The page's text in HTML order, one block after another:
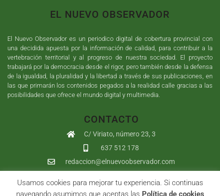
EL NUEVO OBSERVADOR
El Nuevo Observador es un periodico digital de cobertura provincial con
una decidida apuesta por la información de calidad, para contribuir a la
vertebración territorial y al progreso de nuestra sociedad. El proyecto
trabajará por la democracia desde el rigor, pero también desde la defensa
de la igualdad, la pluralidad y la libertad a través de sus publicaciones, en
las que primarán los contenidos pegados a la realidad calle gracias a las
posibilidades que ofrece el mundo digital y multimedia.
CONTACTO
C/ Viriato, número 23, 3
637 512 178
redaccion@elnuevoobservador.com
Copyright ©2026 El Nuevo Observador | Sumurdigital Diseño web
Usamos cookies para mejorar tu experiencia. Si continuas
navegando asumimos que aceptas las Política de cookies